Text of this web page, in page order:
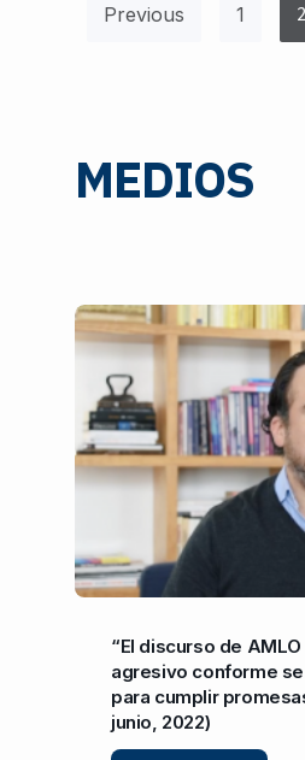
Previous 1 2
MEDIOS
“El discurso de
agresivo conforme
para cumplir
junio, 2022)